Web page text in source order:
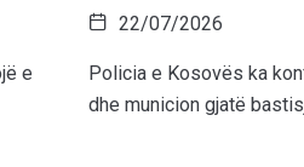
e
22/07/2026
Policia e Kosovës ka
dhe municion gjatë